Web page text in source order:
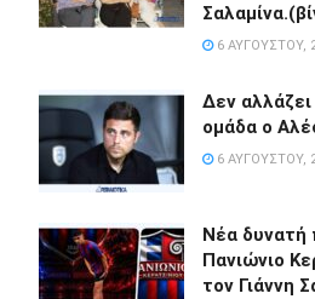
6 ΑΥΓΟΎΣΤΟΥ,
Δεν αλλάζει
ομάδα ο
6 ΑΥΓΟΎΣΤΟΥ,
Νέα
Πανιώνιο
τον Γιάννη